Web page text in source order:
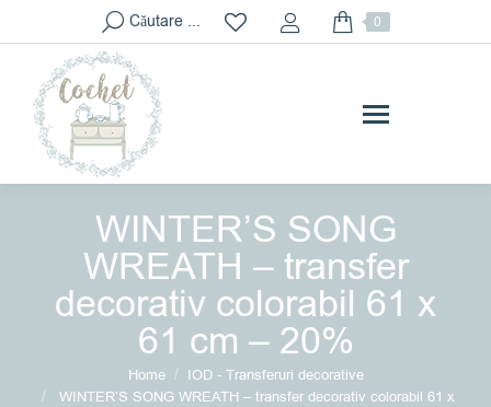
Search:Căutare ... 0
WINTER’S SONG
WREATH – transfer
decorativ colorabil 61 x
61 cm – 20%
You are here:
Home
IOD - Transferuri decorative
WINTER’S SONG WREATH – transfer decorativ colorabil 61 x